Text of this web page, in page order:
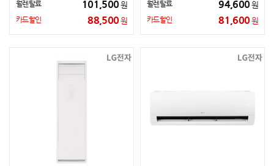
월렌탈료 101,500원
카드할인 88,500원
월렌탈료 94,600원
카드할인 81,600원